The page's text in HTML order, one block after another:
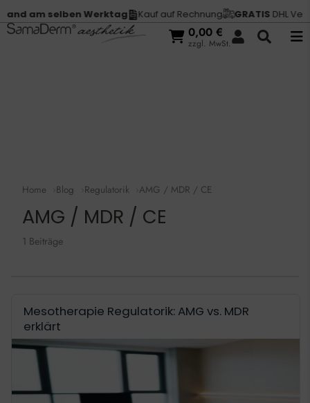
am selben Werktag Kauf auf Rechnung GRATISDHL
0,00 €
zzgl. MwSt.
Home Blog Regulatorik AMG / MDR / CE
AMG / MDR / CE
1 Beiträge
Mesotherapie Regulatorik: AMG vs. MDR
erklärt